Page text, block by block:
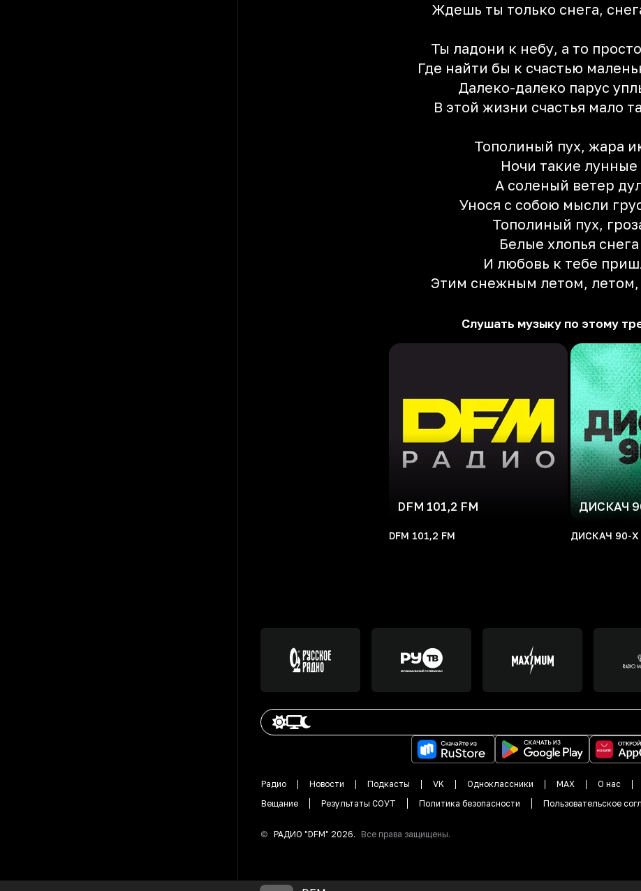
Ждешь ты только снега,
Ты ладони к небу, а то
Где найти бы к счастью
Далеко-далеко парус
В этой жизни счастья мало
Тополиный пух, жара
Ночи такие лунные
А соленый ветер
Унося с собою мысли
Тополиный пух,
Белые хлопья снега
И любовь к тебе
Этим снежным летом, летом,
Слушать музыку по этому
DFM 101,2 FM
DFM 101,2 FM
ДИСКАЧ
ДИСКАЧ 90-Х
Радио Новости Подкасты VK Одноклассники MAX О нас
Вещание
Результаты СОУТ Политика безопасности Пользовательское
© РАДИО "DFM" 2026. Все права защищены.